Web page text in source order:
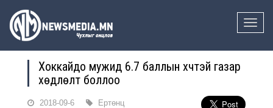
Toggle
Хоккайдо мужид 6.7 баллын хүчтэй газар
хөдлөлт боллоо
2018-09-6 Ертөнц